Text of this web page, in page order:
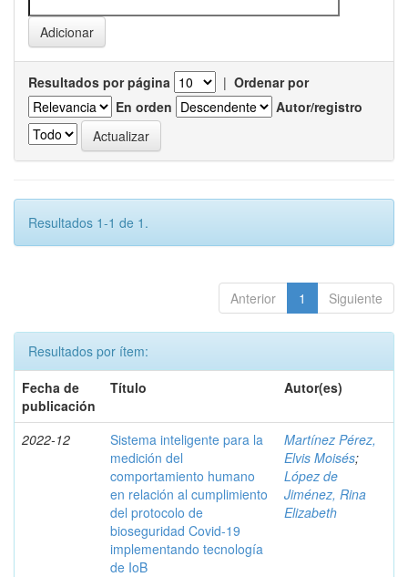
Resultados por página | Ordenar por
En orden
Autor/registro
Resultados 1-1 de 1.
Anterior 1 Siguiente
Resultados por ítem:
Fecha de
publicación
Título Autor(es)
2022-12
Sistema inteligente para la
medición del
comportamiento humano
en relación al cumplimiento
del protocolo de
bioseguridad Covid-19
implementando tecnología
de IoB
Martínez Pérez,
Elvis Moisés;
López de
Jiménez, Rina
Elizabeth